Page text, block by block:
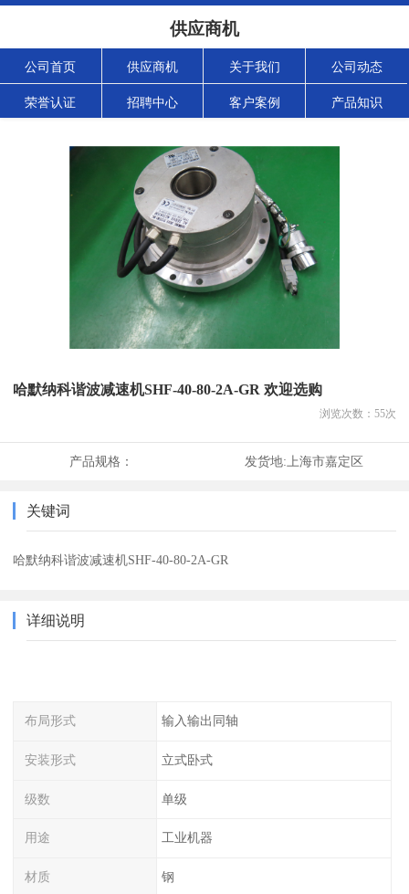
供应商机
公司首页 供应商机 关于我们 公司动态
荣誉认证 招聘中心 客户案例 产品知识
哈默纳科谐波减速机SHF-40-80-2A-GR 欢迎选购
浏览次数： 55次
产品规格： 发货地: 上海市嘉定区
关键词
哈默纳科谐波减速机SHF-40-80-2A-GR
详细说明
布局形式 输入输出同轴
安装形式 立式卧式
级数 单级
用途 工业机器
材质 钢